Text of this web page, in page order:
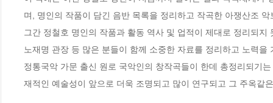
며, 명인의 작품이 담긴 음반 목록을 정리하고 작곡한 아쟁산조
그간 정철호 명인의 작품과 활동 역사 및 업적이 제대로 정리되
노재명 관장 등 많은 분들이 함께 소중한 자료를 정리하고 노력
정통국악 가문 출신 원로 국악인의 창작곡들이 한데 총정리되기
재적인 예술성이 앞으로 더욱 조명되고 많이 연구되고 그 주옥